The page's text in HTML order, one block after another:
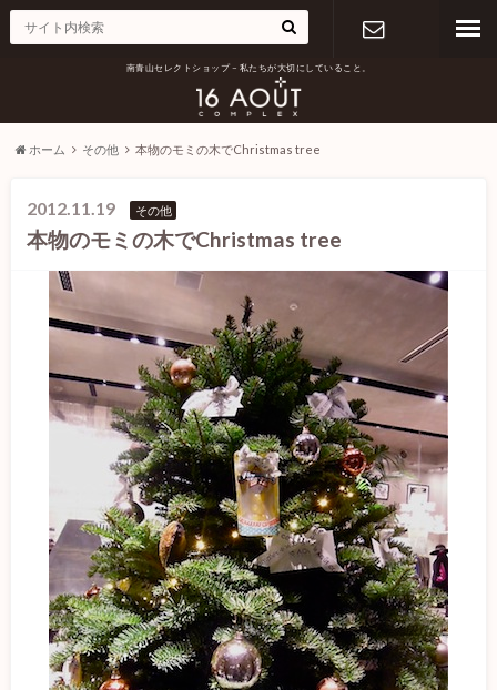
南青山セレクトショップ – 私たちが大切にしていること。
ホーム その他 本物のモミの木でChristmas tree
2012.11.19 その他
本物のモミの木でChristmas tree